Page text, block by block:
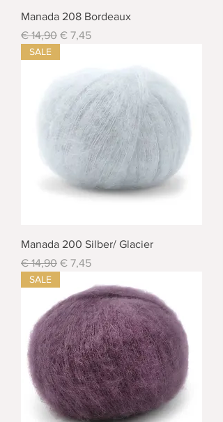
Manada 208 Bordeaux
Standardpreis
€ 14,90 Sale-Preis
€ 7,45
SALE
Manada 200 Silber/ Glacier
Standardpreis
€ 14,90 Sale-Preis
€ 7,45
SALE